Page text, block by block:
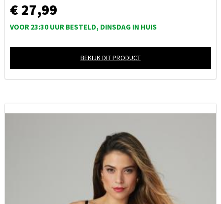
€ 27,99
VOOR 23:30 UUR BESTELD, DINSDAG IN HUIS
BEKIJK DIT PRODUCT